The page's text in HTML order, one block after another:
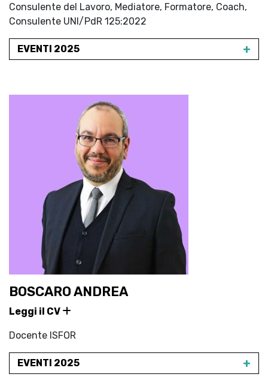
Consulente del Lavoro, Mediatore, Formatore, Coach,
Consulente UNI/PdR 125:2022
EVENTI 2025 +
BOSCARO ANDREA
Leggi il CV
Docente ISFOR
EVENTI 2025 +